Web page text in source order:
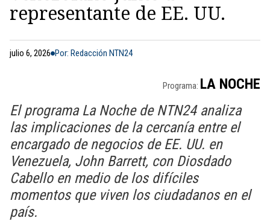
representante de EE. UU.
julio 6, 2026 Por: Redacción NTN24
Programa: LA NOCHE
El programa La Noche de NTN24 analiza
las implicaciones de la cercanía entre el
encargado de negocios de EE. UU. en
Venezuela, John Barrett, con Diosdado
Cabello en medio de los difíciles
momentos que viven los ciudadanos en el
país.